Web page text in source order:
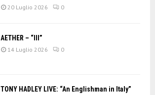
20 Luglio 2026 0
AETHER – “III”
14 Luglio 2026 0
TONY HADLEY LIVE: “An Englishman in Italy”